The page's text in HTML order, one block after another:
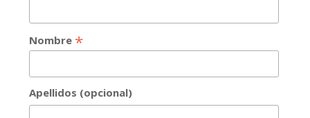
Nombre *
Apellidos (opcional)